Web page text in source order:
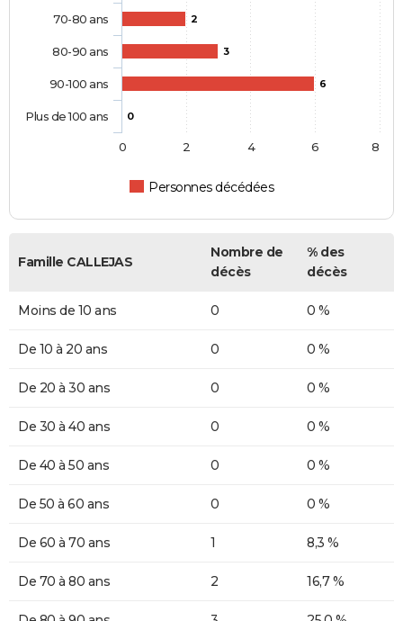
2
3
6
0
Personnes décédées
70-80 ans
80-90 ans
90-100 ans
Plus de 100 ans
0 2 4 6 8
Famille CALLEJAS
Nombre de
décès
% des
décès
Moins de 10 ans 0 0 %
De 10 à 20 ans 0 0 %
De 20 à 30 ans 0 0 %
De 30 à 40 ans 0 0 %
De 40 à 50 ans 0 0 %
De 50 à 60 ans 0 0 %
De 60 à 70 ans 1 8,3 %
De 70 à 80 ans 2 16,7 %